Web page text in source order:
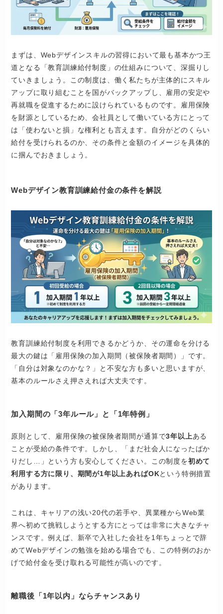
まずは、Webデザインスキルの習得において最も基本かつ王
道となる「教育訓練給付制度」の仕組みについて、深掘りし
ていきましょう。この制度は、働く私たちが主体的にスキル
アップに取り組むことを国がバックアップし、雇用の安定や
再就職を促進するために設けられているものです。雇用保険
を財源としているため、会社員として働いている方にとって
は「使わないと損」な権利とも言えます。自分がどのくらい
給付を受けられるのか、その条件と金額のイメージを具体的
に掴んでおきましょう。
Webデザイン教育訓練給付金の条件を解説
教育訓練給付制度を利用できるかどうか、その運命を分ける
最大の鍵は「雇用保険の加入期間（被保険者期間）」です。
「自分は対象なのかな？」と不安な方も多いと思いますが、
基本のルールさえ押さえれば大丈夫です。
加入期間の「3年ルール」と「1年特例」
原則として、雇用保険の被保険者期間が通算で3年以上ある
ことが受給の条件です。しかし、「まだ社会人になったばか
りだし…」という方も安心してください。この制度を初めて
利用する方に限り、期間が1年以上あればOKという特例措置
があります。
これは、キャリアの浅い20代の若手や、異業種からWeb業
界へ初めて挑戦しようとする方にとっては非常に大きなチャ
ンスです。例えば、新卒で入社した会社を1年ちょっとで辞
めてWebデザインの勉強を始める場合でも、この特例のおか
げで給付金を受け取れる可能性が高いのです。
離職後「1年以内」ならチャンスあり